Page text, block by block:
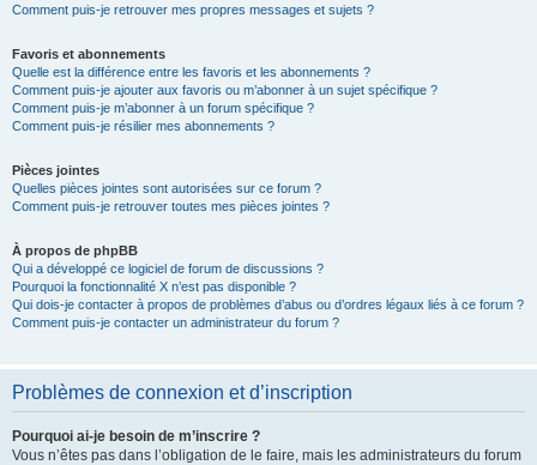
Comment puis-je retrouver mes propres messages et sujets ?
Favoris et abonnements
Quelle est la différence entre les favoris et les abonnements ?
Comment puis-je ajouter aux favoris ou m’abonner à un sujet spécifique ?
Comment puis-je m’abonner à un forum spécifique ?
Comment puis-je résilier mes abonnements ?
Pièces jointes
Quelles pièces jointes sont autorisées sur ce forum ?
Comment puis-je retrouver toutes mes pièces jointes ?
À propos de phpBB
Qui a développé ce logiciel de forum de discussions ?
Pourquoi la fonctionnalité X n’est pas disponible ?
Qui dois-je contacter à propos de problèmes d’abus ou d’ordres légaux liés à ce forum ?
Comment puis-je contacter un administrateur du forum ?
Problèmes de connexion et d’inscription
Pourquoi ai-je besoin de m’inscrire ?
Vous n’êtes pas dans l’obligation de le faire, mais les administrateurs du forum